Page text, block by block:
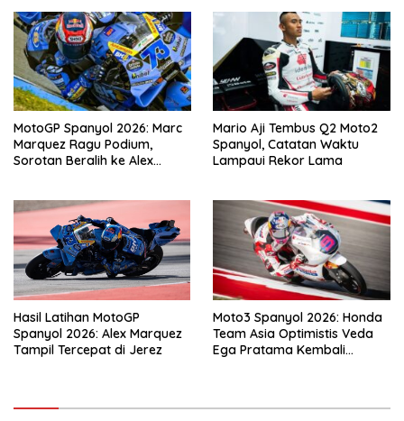
MotoGP Spanyol 2026: Marc
Marquez Ragu Podium,
Sorotan Beralih ke Alex
Mario Aji Tembus Q2 Moto2
Spanyol, Catatan Waktu
Lampaui Rekor Lama
Hasil Latihan MotoGP
Spanyol 2026: Alex Marquez
Tampil Tercepat di Jerez
Moto3 Spanyol 2026: Honda
Team Asia Optimistis Veda
Ega Pratama Kembali